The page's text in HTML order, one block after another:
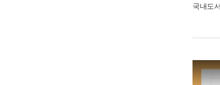
국내도